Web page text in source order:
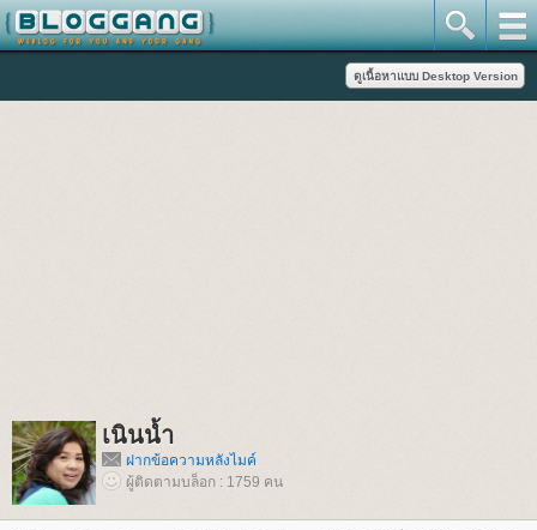
เนินน้ำ
ฝากข้อความหลังไมค์
ผู้ติดตามบล็อก : 1759 คน